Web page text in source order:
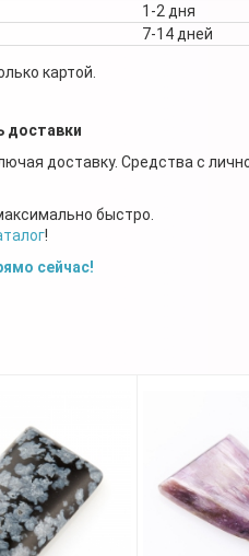
1-2 дня
7-14 дней
картой.
доставки
доставку. Средства с
быстро.
!
сейчас!